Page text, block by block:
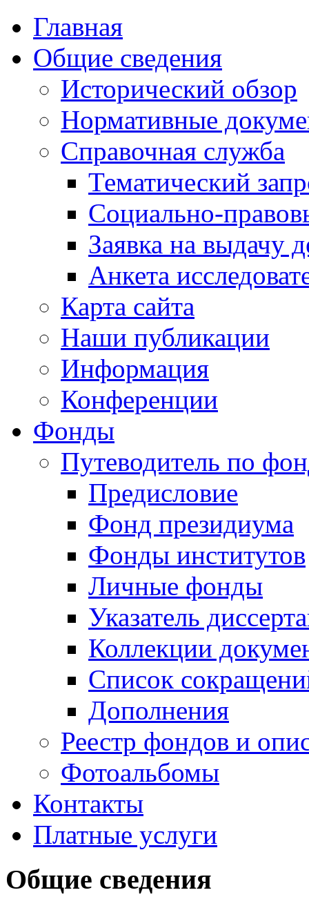
Главная
Общие сведения
Исторический обзор
Нормативные
Справочная служба
Тематический
Социально-
Заявка на выдачу
Анкета
Карта сайта
Наши публикации
Информация
Конференции
Фонды
Путеводитель по
Предисловие
Фонд президиума
Фонды институтов
Личные фонды
Указатель
Коллекции
Список
Дополнения
Реестр фондов и
Фотоальбомы
Контакты
Платные услуги
Общие сведения